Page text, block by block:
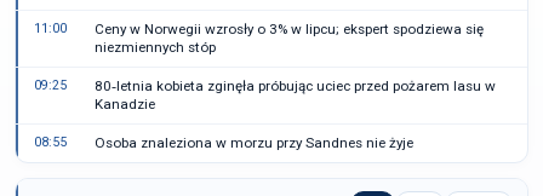
11:00
Ceny w Norwegii wzrosły o 3% w lipcu; ekspert spodziewa się
niezmiennych stóp
09:25
80‑letnia kobieta zginęła próbując uciec przed pożarem lasu w
Kanadzie
08:55 Osoba znaleziona w morzu przy Sandnes nie żyje